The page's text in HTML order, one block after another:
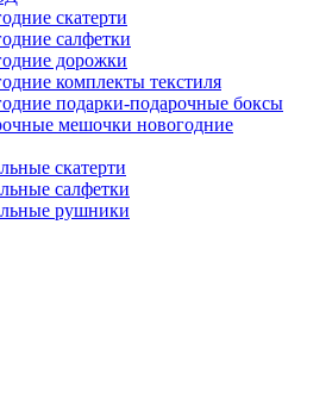
скатерти
салфетки
дорожки
комплекты текстиля
подарки-подарочные боксы
мешочки новогодние
скатерти
салфетки
рушники